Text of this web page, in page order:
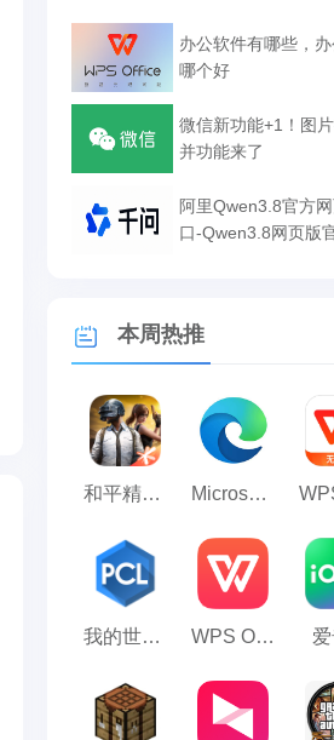
办公软件有哪些，
哪个好
微信新功能+1！图
并功能来了
阿里Qwen3.8官方
口-Qwen3.8网页版
本周热推
和平精英模拟器应用宝版 Microsoft Edge浏览器
我的世界PCL2启动器 WPS Office 2023